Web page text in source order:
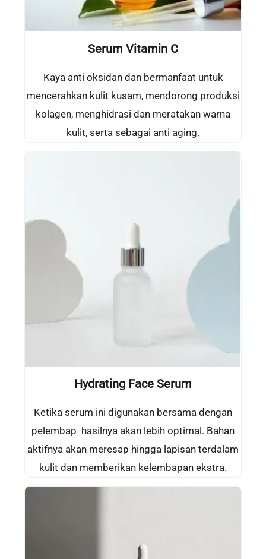
Serum Vitamin C
Kaya anti oksidan dan bermanfaat untuk
mencerahkan kulit kusam, mendorong produksi
kolagen, menghidrasi dan meratakan warna
kulit, serta sebagai anti aging.
Hydrating Face Serum
Ketika serum ini digunakan bersama dengan
pelembap hasilnya akan lebih optimal. Bahan
aktifnya akan meresap hingga lapisan terdalam
kulit dan memberikan kelembapan ekstra.